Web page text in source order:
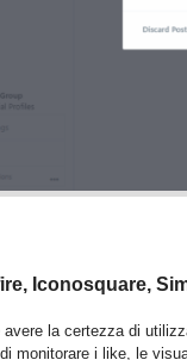
Iconosquare,
avere la certezza di
monitorare i like, le